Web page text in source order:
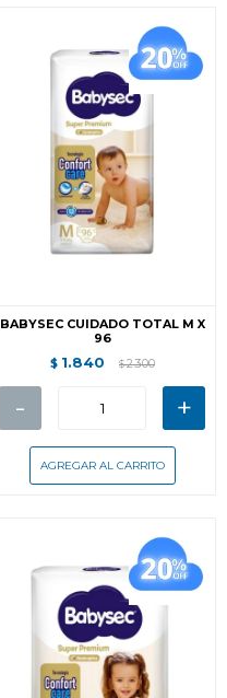
BABYSEC CUIDADO TOTAL M X
96
$ 1.840 $ 2.300
- +